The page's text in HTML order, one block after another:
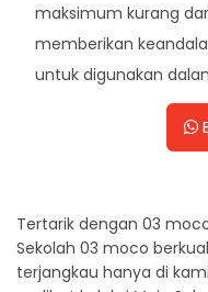
maksimum kurang
memberikan
untuk digunakan
Tertarik dengan 03
Sekolah 03 moco
terjangkau hanya di